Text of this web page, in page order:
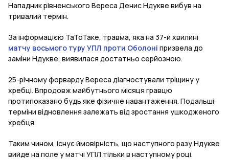
Нападник рівненського Вереса Денис Ндукве вибув на
тривалий термін.
За інформацією ТаТоТаке, травма, яка на 37-й хвилині
матчу восьмого туру УПЛ проти Оболоні призвела до
заміни Ндукве, виявилася достатньо серйозною.
25-річному форварду Вереса діагностували тріщину у
хребці. Впродовж майбутнього місяця гравцю
протипоказано будь яке фізичне навантаження. Подальші
терміни відновлення залежать від зростання ушкодженого
хребця.
Таким чином, існує ймовірність, що наступного разу Ндукве
вийде на поле у матчі УПЛ тільки в наступному році.